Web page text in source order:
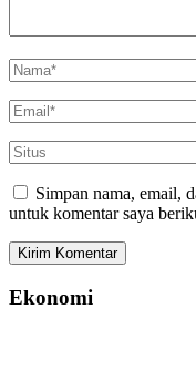
Simpan nama, email,
untuk komentar saya
Ekonomi